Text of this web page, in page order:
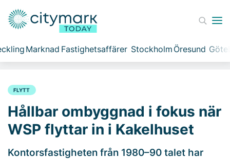
Marknad Fastighetsaffärer Stockholm Öresund
FLYTT
Hållbar ombyggnad i fokus när
WSP flyttar in i Kakelhuset
Kontorsfastigheten från 1980–90 talet har